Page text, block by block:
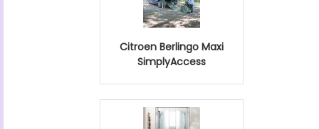
Citroen Berlingo Maxi
SimplyAccess